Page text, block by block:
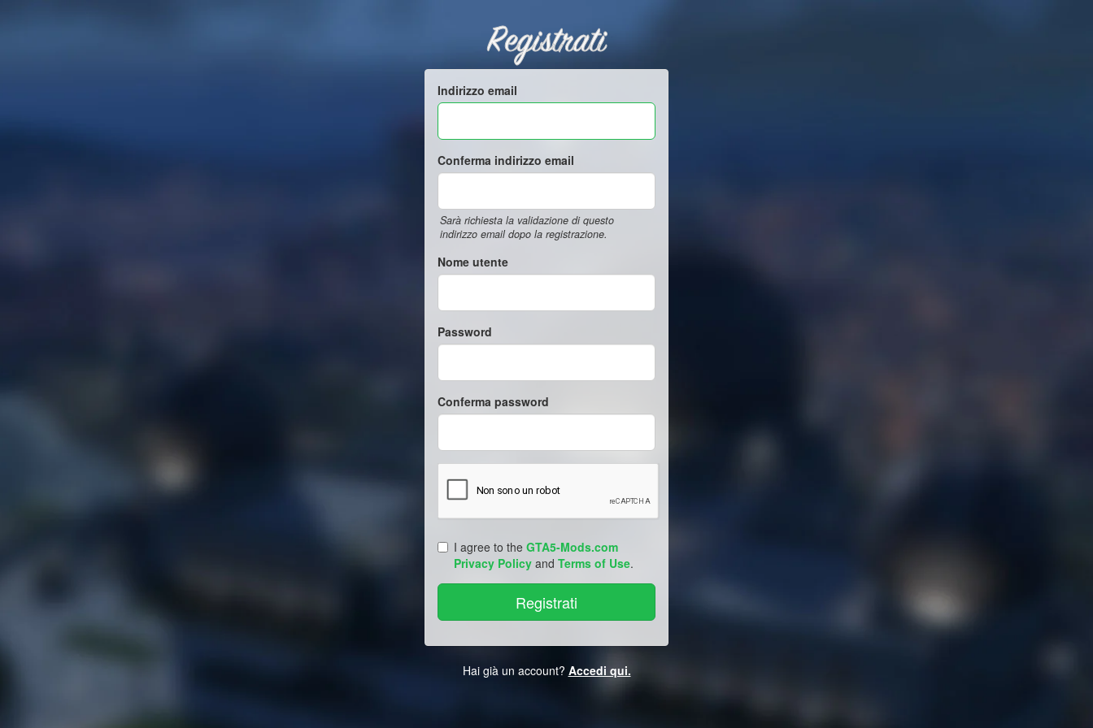
Registrati
Indirizzo email
Conferma indirizzo email
Sarà richiesta la validazione di questo
indirizzo email dopo la registrazione.
Nome utente
Password
Conferma password
I agree to the GTA5-Mods.com
Privacy Policy and Terms of Use.
Hai già un account? Accedi qui.